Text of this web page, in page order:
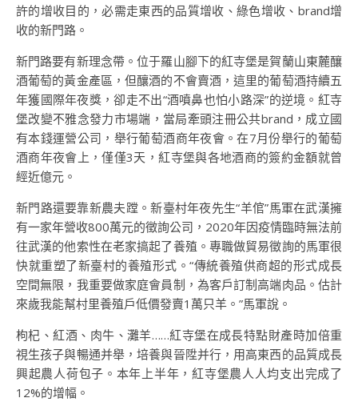
許的增收目的，必需走東西的品質增收、綠色增收、brand增
收的新門路。
新門路要有新理念帶。位于羅山腳下的紅寺堡是賀蘭山東麓釀
酒葡萄的黃金產區，但釀酒的不會賣酒，這里的葡萄酒持續五
年獲國際年夜獎，卻走不出“酒噴鼻也怕小路深”的逆境。紅寺
堡改變不雅念發力市場端，當局牽頭注冊公共brand，成立國
有本錢運營公司，舉行葡萄酒商年夜會。在7月份舉行的葡萄
酒商年夜會上，僅僅3天，紅寺堡與各地酒商的簽約金額就曾
經近億元。
新門路還要靠新農夫蹚。新臺村年夜先生“羊倌”馬軍在武漢擁
有一家年營收800萬元的徵詢公司，2020年因疫情臨時無法前
往武漢的他索性在老家搞起了養殖。專職做貿易徵詢的馬軍很
快就重塑了新臺村的養殖形式。“傳統養殖供商超的形式成長
空間無限，我重要做家庭會員制，為客戶訂制高端肉品。估計
來歲我能幫村里養殖戶低價發賣1萬只羊。”馬軍說。
枸杞、紅酒、肉牛、灘羊……紅寺堡在成長特點財產時加倍重
視生孩子與暢通并舉，培養與晉陞并行，用高東西的品質成長
興起農人荷包子。本年上半年，紅寺堡農人人均支出完成了
12%的增幅。